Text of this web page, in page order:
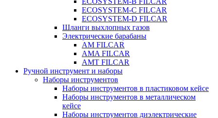
ECOSYSTEM-C FILCAR
ECOSYSTEM-D FILCAR
Шланги выхлопных газов
Электрические барабаны
AM FILCAR
AMA FILCAR
AMT FILCAR
Ручной инструмент и наборы
Наборы инструментов
Наборы инструментов в пластиковом кейсе
Наборы инструментов в металлическом
кейсе
Наборы инструментов диэлектрические